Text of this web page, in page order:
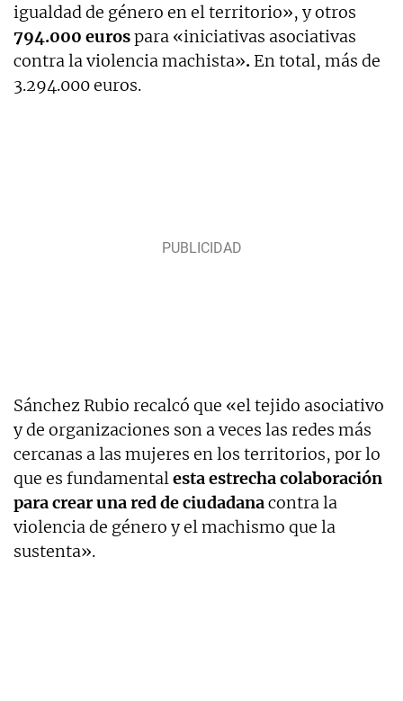
igualdad de género en el territorio», y otros
794.000 eurospara «iniciativas asociativas
contra la violencia machista». En total, más de
3.294.000 euros.
Sánchez Rubio recalcó que «el tejido asociativo
y de organizaciones son a veces las redes más
cercanas a las mujeres en los territorios, por lo
que es fundamentalesta estrecha colaboración
para crear una red de ciudadanacontra la
violencia de género y el machismo que la
sustenta».